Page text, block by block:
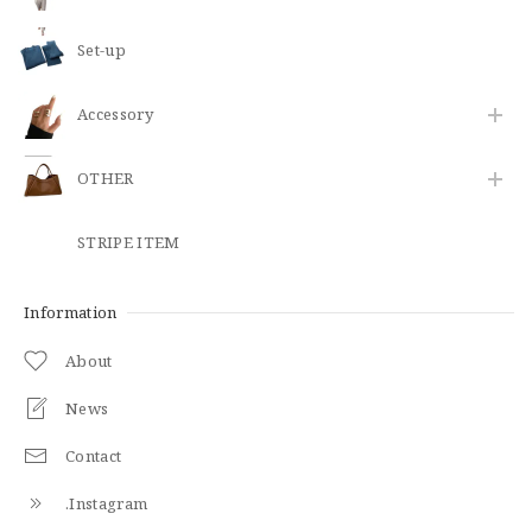
Set-up
​Accessory
OTHER
STRIPE ITEM
Information
About
News
Contact
.Instagram